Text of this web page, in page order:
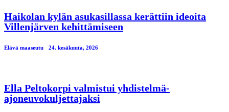
Haikolan kylän asukasillassa kerättiin ideoita
Villenjärven kehittämiseen
Elävä maaseutu 24. kesäkuuta, 2026
Ella Peltokorpi valmistui yhdistelmä-
ajoneuvokuljettajaksi